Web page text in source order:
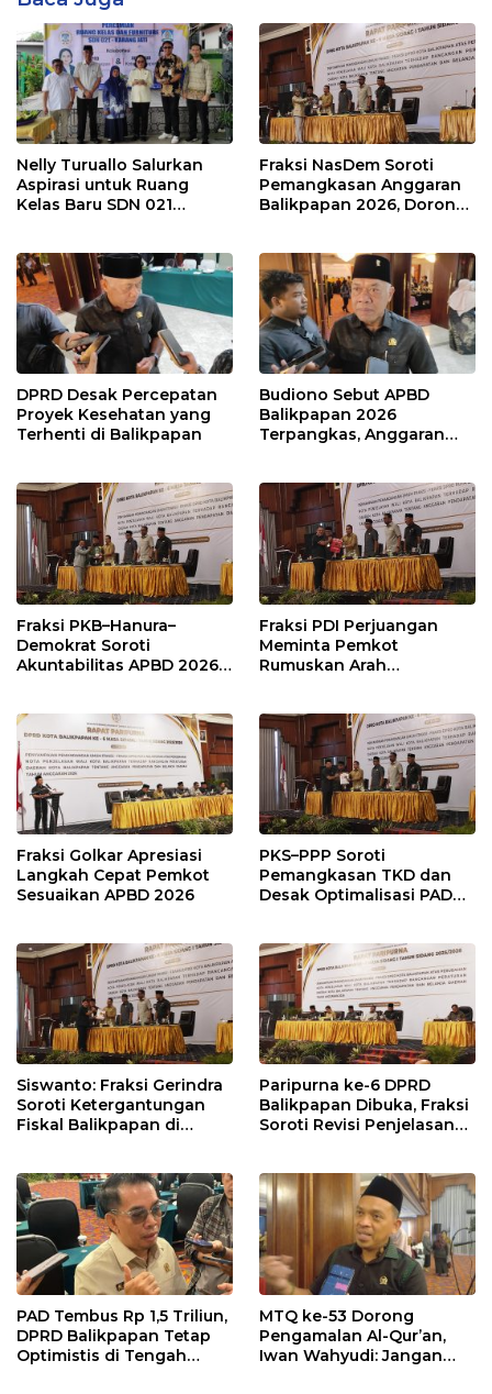
Nelly Turuallo Salurkan
Aspirasi untuk Ruang
Kelas Baru SDN 021
Fraksi NasDem Soroti
Pemangkasan Anggaran
Balikpapan 2026, Dorong
DPRD Desak Percepatan
Proyek Kesehatan yang
Terhenti di Balikpapan
Budiono Sebut APBD
Balikpapan 2026
Terpangkas, Anggaran
Fraksi PKB–Hanura–
Demokrat Soroti
Akuntabilitas APBD 2026
Modal
Fraksi PDI Perjuangan
Meminta Pemkot
Rumuskan Arah
Penyangga IKN
Fraksi Golkar Apresiasi
Langkah Cepat Pemkot
Sesuaikan APBD 2026
PKS–PPP Soroti
Pemangkasan TKD dan
Desak Optimalisasi PAD
Siswanto: Fraksi Gerindra
Soroti Ketergantungan
Fiskal Balikpapan di
Paripurna ke-6 DPRD
Balikpapan Dibuka, Fraksi
Soroti Revisi Penjelasan
PAD Tembus Rp 1,5 Triliun,
DPRD Balikpapan Tetap
Optimistis di Tengah
MTQ ke-53 Dorong
Pengamalan Al-Qur’an,
Iwan Wahyudi: Jangan